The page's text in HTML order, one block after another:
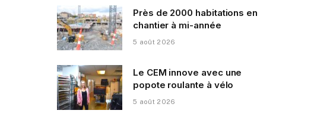
Près de 2000 habitations en
chantier à mi-année
5 août 2026
Le CEM innove avec une
popote roulante à vélo
5 août 2026